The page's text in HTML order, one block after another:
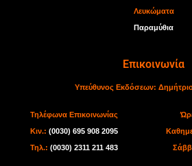
Λευκώματα
Παραμύθια
Επικοινωνία
Υπεύθυνος Εκδόσεων:
Τηλέφωνα Επικοινωνίας
Κιν.: (0030) 695 908 2095
Τηλ.: (0030) 2311 211 483